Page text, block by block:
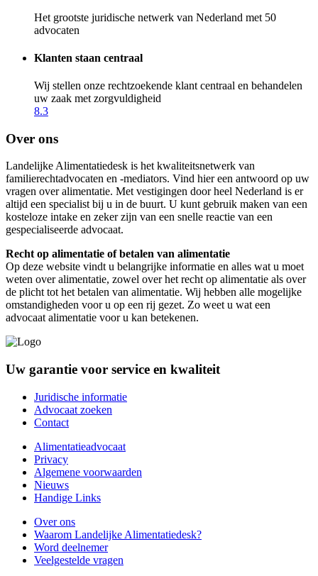
Het grootste juridische netwerk van Nederland met 50
advocaten
Klanten staan centraal
Wij stellen onze rechtzoekende klant centraal en behandelen
uw zaak met zorgvuldigheid
8.3
Over ons
Landelijke Alimentatiedesk is het kwaliteitsnetwerk van
familierechtadvocaten en -mediators. Vind hier een antwoord op uw
vragen over alimentatie. Met vestigingen door heel Nederland is er
altijd een specialist bij u in de buurt. U kunt gebruik maken van een
kosteloze intake en zeker zijn van een snelle reactie van een
gespecialiseerde advocaat.
Recht op alimentatie of betalen van alimentatie
Op deze website vindt u belangrijke informatie en alles wat u moet
weten over alimentatie, zowel over het recht op alimentatie als over
de plicht tot het betalen van alimentatie. Wij hebben alle mogelijke
omstandigheden voor u op een rij gezet. Zo weet u wat een
advocaat alimentatie voor u kan betekenen.
Uw garantie voor service en kwaliteit
Juridische informatie
Advocaat zoeken
Contact
Alimentatieadvocaat
Privacy
Algemene voorwaarden
Nieuws
Handige Links
Over ons
Waarom Landelijke Alimentatiedesk?
Word deelnemer
Veelgestelde vragen